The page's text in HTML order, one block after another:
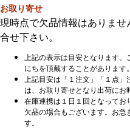
お取り寄せ
現時点で欠品情報はありま
合せ下さい。
上記の表示は目安となります
にちを頂戴することがあります。
上記目安は「１注文」「１点
は、お取り寄せとなり出荷にお
在庫連携は１日１回となってお
欠品の場合もございます。お
す。